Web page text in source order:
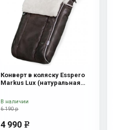
Конверт в коляску Esspero
Markus Lux (натуральная
6 190 р
4 990 e
В наличии